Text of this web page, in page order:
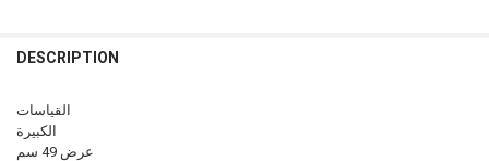
DESCRIPTION
القياسات
الكبيرة
عرض 49 سم